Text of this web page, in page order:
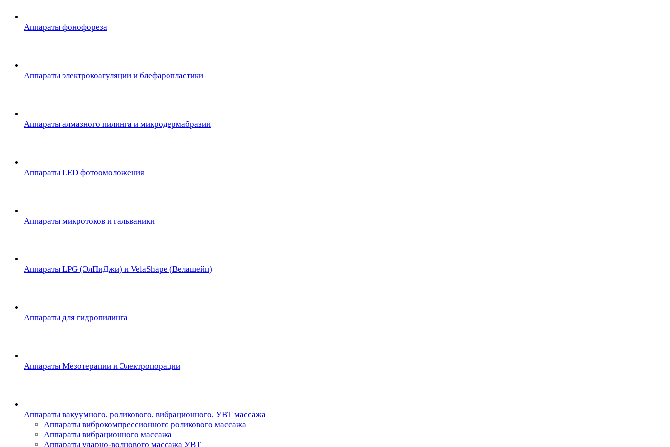
Аппараты фонофореза
Аппараты электрокоагуляции и блефаропластики
Аппараты алмазного пилинга и микродермабразии
Аппараты LED фотоомоложения
Аппараты микротоков и гальваники
Аппараты LPG (ЭлПиДжи) и VelaShape (Велашейп)
Аппараты для гидропилинга
Аппараты Мезотерапии и Электропорации
Аппараты вакуумного, роликового, вибрационного, УВТ массажа
Аппараты виброкомпрессионного роликового массажа
Аппараты вибрационного массажа
Аппараты ударно-волнового массажа УВТ